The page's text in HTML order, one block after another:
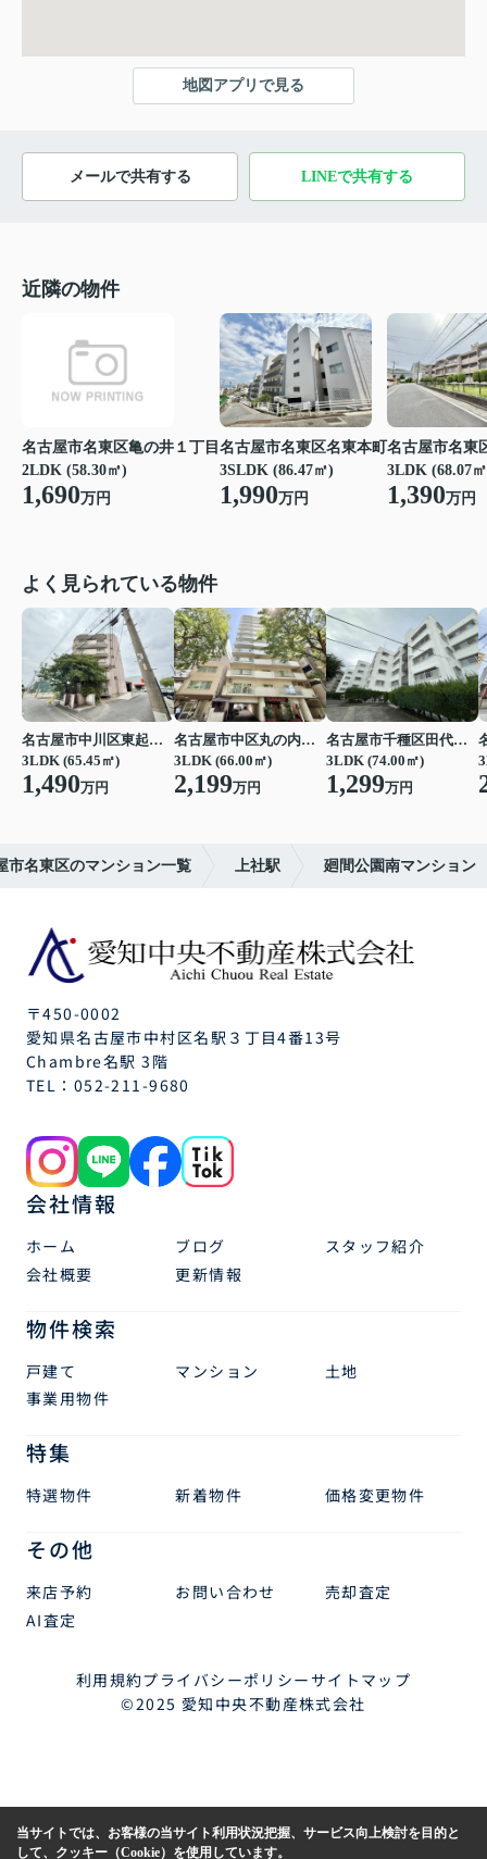
地図アプリで見る
メールで共有する LINEで共有する
近隣の物件
名古屋市名東区亀の井１丁目
2LDK (58.30㎡)
1,690万円
名古屋市名東区名東本町
3SLDK (86.47㎡)
1,990万円
名古屋市名東
3LDK (68.07
1,390万円
よく見られている物件
名古屋市中川区東起町２丁目
3LDK (65.45㎡)
1,490万円
名古屋市中区丸の内３丁目
3LDK (66.00㎡)
2,199万円
名古屋市千種区田代町字四観音道西
3LDK (74.00㎡)
1,299万円
市名東区のマンション一覧 上社駅 廻間公園南マンション
〒450-0002
愛知県名古屋市中村区名駅３丁目4番13号
Chambre名駅 3階
TEL： 052-211-9680
会社情報
ホーム ブログ
スタッフ紹介
会社概要
更新情報
物件検索
戸建て マンション
土地
事業用物件
特集
特選物件 新着物件 価格変更物件
その他
来店予約 お問い合わせ
売却査定
AI査定
利用規約プライバシーポリシーサイトマップ
©2025 愛知中央不動産株式会社
当サイトでは、お客様の当サイト利用状況把握、サービス向上検討を目的と
して、クッキー（Cookie）を使用しています。